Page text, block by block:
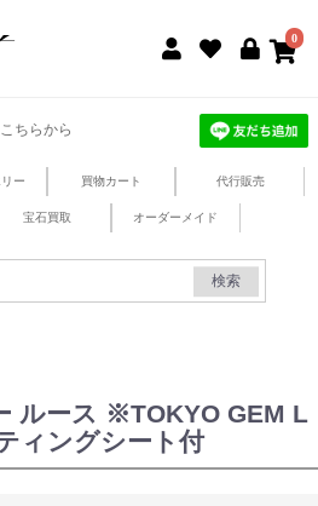
0
ちらから
ー 買物カート 代行販売
宝石買取 オーダーメイド
検索
ルース ※TOKYO GEM L
ィングシート付